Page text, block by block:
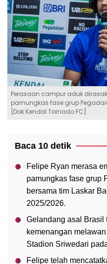
Perasaan campur aduk
pamungkas fase grup
[Dok Kendal Tornado FC]
Baca 10 detik
Felipe Ryan merasa
pamungkas fase grup
bersama tim Laskar
2025/2026.
Gelandang asal Brasil
kemenangan
Stadion Sriwedari
Felipe telah